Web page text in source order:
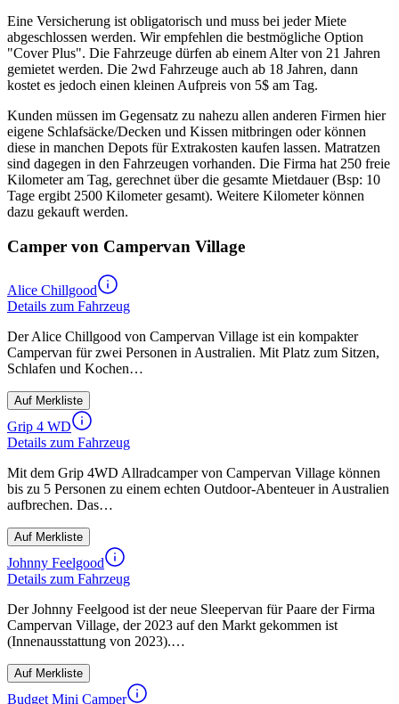
Eine Versicherung ist obligatorisch und muss bei jeder Miete
abgeschlossen werden. Wir empfehlen die bestmögliche Option
"Cover Plus". Die Fahrzeuge dürfen ab einem Alter von 21 Jahren
gemietet werden. Die 2wd Fahrzeuge auch ab 18 Jahren, dann
kostet es jedoch einen kleinen Aufpreis von 5$ am Tag.
Kunden müssen im Gegensatz zu nahezu allen anderen Firmen hier
eigene Schlafsäcke/Decken und Kissen mitbringen oder können
diese in manchen Depots für Extrakosten kaufen lassen. Matratzen
sind dagegen in den Fahrzeugen vorhanden. Die Firma hat 250 freie
Kilometer am Tag, gerechnet über die gesamte Mietdauer (Bsp: 10
Tage ergibt 2500 Kilometer gesamt). Weitere Kilometer können
dazu gekauft werden.
Camper von Campervan Village
Alice Chillgood
Details zum Fahrzeug
Der Alice Chillgood von Campervan Village ist ein kompakter
Campervan für zwei Personen in Australien. Mit Platz zum Sitzen,
Schlafen und Kochen…
Auf Merkliste
Grip 4 WD
Details zum Fahrzeug
Mit dem Grip 4WD Allradcamper von Campervan Village können
bis zu 5 Personen zu einem echten Outdoor-Abenteuer in Australien
aufbrechen. Das…
Auf Merkliste
Johnny Feelgood
Details zum Fahrzeug
Der Johnny Feelgood ist der neue Sleepervan für Paare der Firma
Campervan Village, der 2023 auf den Markt gekommen ist
(Innenausstattung von 2023).…
Auf Merkliste
Budget Mini Camper